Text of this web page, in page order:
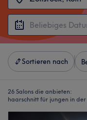
Sortieren nach
26 Salons die anbieten:
haarschnitt für jungen in